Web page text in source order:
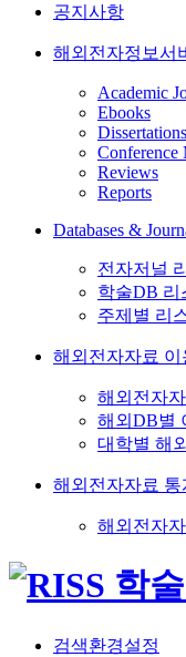
공지사항
해외전자정보서
Academic
Ebooks
Dissertations
Conference
Reviews
Reports
Databases &
전자저널
학술DB 리
주제별 리
해외전자자료 이
해외전자
해외DB별
대학별 해
해외전자자료 통
해외전자
검색환경설정